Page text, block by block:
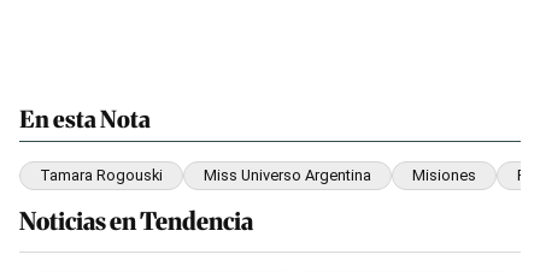
En esta Nota
Tamara Rogouski Miss Universo Argentina Misiones
Noticias en Tendencia
Este listado muestra los artículos con más comentarios en los